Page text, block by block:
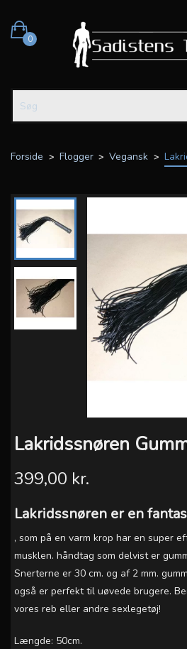
0
Forside Flogger Vegansk
Lakridssnøren
399,00 kr.
Lakridssnøren er en
, som på en varm krop har en super
musklen. håndtag som delvist er
Snerterne er 30 cm. og af 2 mm.
også er perfekt til uøvede brugere.
vores reb eller andre sexlegetøj!
Længde: 50cm.